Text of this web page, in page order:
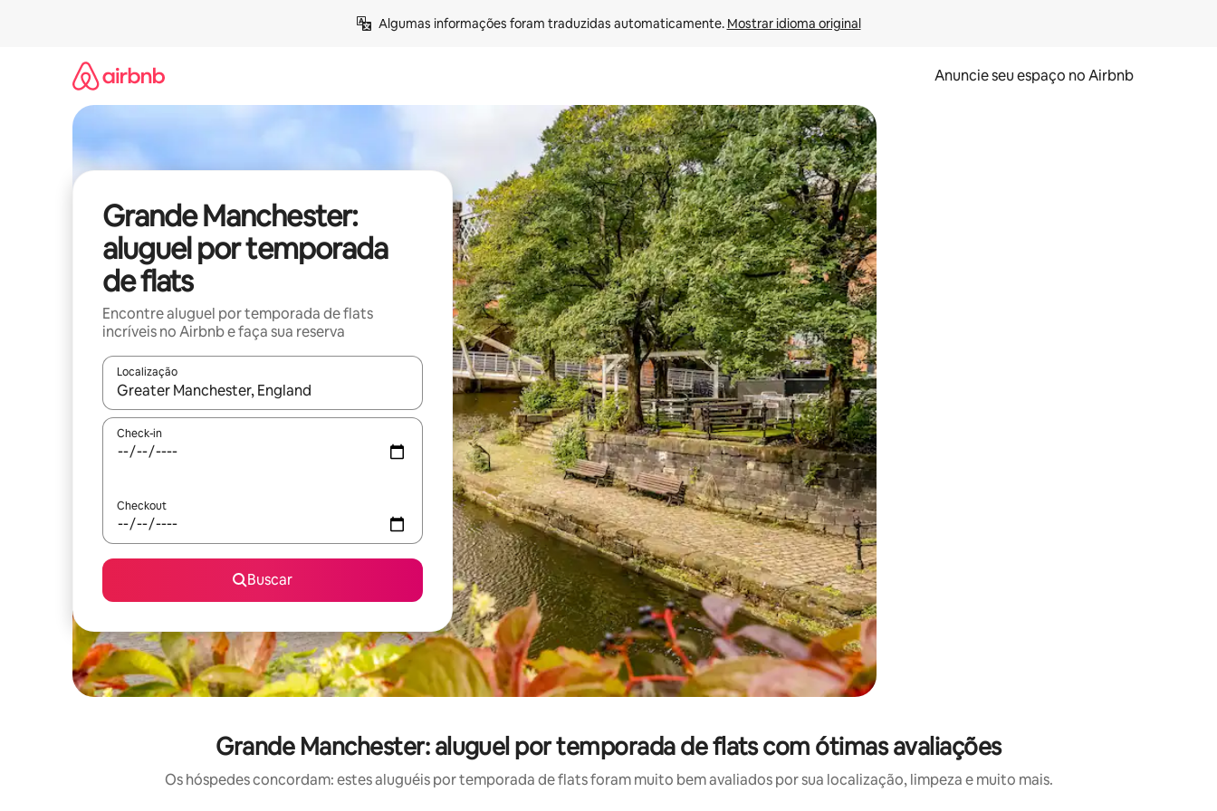
Algumas informações foram traduzidas automaticamente. Mostrar idioma original
Anuncie seu espaço no Airbnb
Grande Manchester:
aluguel por temporada
de flats
Encontre aluguel por temporada de flats
incríveis no Airbnb e faça sua reserva
Localização
Quando os resultados estiverem disponíveis, explore-os usando as seta para cima e para baixo do teclado ou tocando e deslizando o dedo na tela.
Check-in
Checkout
Buscar
Grande Manchester: aluguel por temporada de flats com ótimas avaliações
Os hóspedes concordam: estes aluguéis por temporada de flats foram muito bem avaliados por sua localização, limpeza e muito mais.